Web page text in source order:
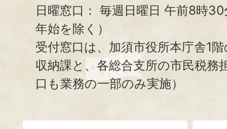
日曜窓口： 毎週日曜日 午前8時
年始を除く）
受付窓口は、加須市役所本庁舎1
収納課と、 各総合支所の市民税務
口も業務の一部のみ実施）